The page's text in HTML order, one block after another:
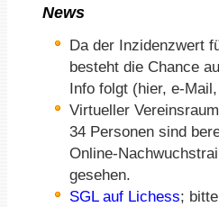
News
Da der Inzidenzwert
besteht die Chance
Info folgt (hier, e-
Virtueller
34 Personen sind
Online-
gesehen.
SGL auf Lichess;